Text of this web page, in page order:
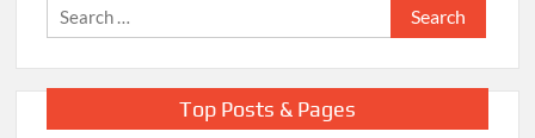
Search
for:
Top Posts & Pages